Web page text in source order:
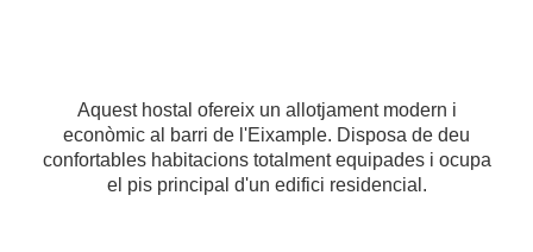
Aquest hostal ofereix un allotjament modern i
econòmic al barri de l'Eixample. Disposa de deu
confortables habitacions totalment equipades i ocupa
el pis principal d'un edifici residencial.